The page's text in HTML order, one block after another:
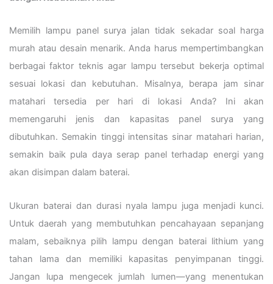
Memilih lampu panel surya jalan tidak sekadar soal harga
murah atau desain menarik. Anda harus mempertimbangkan
berbagai faktor teknis agar lampu tersebut bekerja optimal
sesuai lokasi dan kebutuhan. Misalnya, berapa jam sinar
matahari tersedia per hari di lokasi Anda? Ini akan
memengaruhi jenis dan kapasitas panel surya yang
dibutuhkan. Semakin tinggi intensitas sinar matahari harian,
semakin baik pula daya serap panel terhadap energi yang
akan disimpan dalam baterai.
Ukuran baterai dan durasi nyala lampu juga menjadi kunci.
Untuk daerah yang membutuhkan pencahayaan sepanjang
malam, sebaiknya pilih lampu dengan baterai lithium yang
tahan lama dan memiliki kapasitas penyimpanan tinggi.
Jangan lupa mengecek jumlah lumen—yang menentukan